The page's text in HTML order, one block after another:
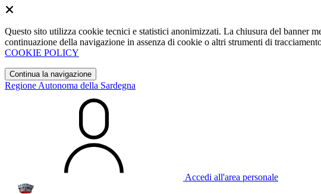
Questo sito utilizza cookie tecnici e statistici anonimizzati. La chiusura del banner
continuazione della navigazione in assenza di cookie o altri strumenti di
COOKIE POLICY
Continua la navigazione
Regione Autonoma della Sardegna
Accedi all'area personale